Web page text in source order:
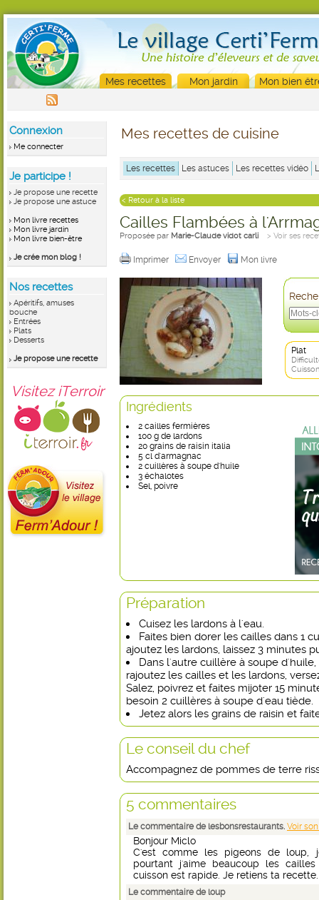
Mes recettes Mon jardin Mon bien
Connexion
Me connecter
Je participe !
Je propose une recette
Je propose une astuce
Mon livre recettes
Mon livre jardin
Mon livre bien-être
Je crée mon blog !
Nos recettes
Apéritifs, amuses
bouche
Entrées
Plats
Desserts
Je propose une recette
Visitez iTerroir
Mes recettes de cuisine
Les recettes Les astuces Les recettes vidéo
< Retour à la liste
Cailles Flambées à
Proposée par Marie-Claude vidot carli > Voir ses
Imprimer Envoyer Mon livre
Plat
Ingrédients
2 cailles fermières
100 g de lardons
20 grains de raisin italia
5 cl d'armagnac
2 cuillères à soupe d'huile
3 échalotes
Sel, poivre
Préparation
Cuisez les lardons à l'eau.
Faites bien dorer les cailles dans 1
ajoutez les lardons, laissez 3 minutes
Dans l'autre cuillère à soupe
rajoutez les cailles et les lardons,
Salez, poivrez et faites mijoter 15
besoin 2 cuillères à soupe d'eau tiède.
Jetez alors les grains de raisin et
Le conseil du chef
Accompagnez de pommes de terre
5 commentaires
Le commentaire de lesbonsrestaurants. Voir
Bonjour Miclo
C'est comme les pigeons de loup,
pourtant j'aime beaucoup les
cuisson est rapide. Je retiens ta
Le commentaire de loup